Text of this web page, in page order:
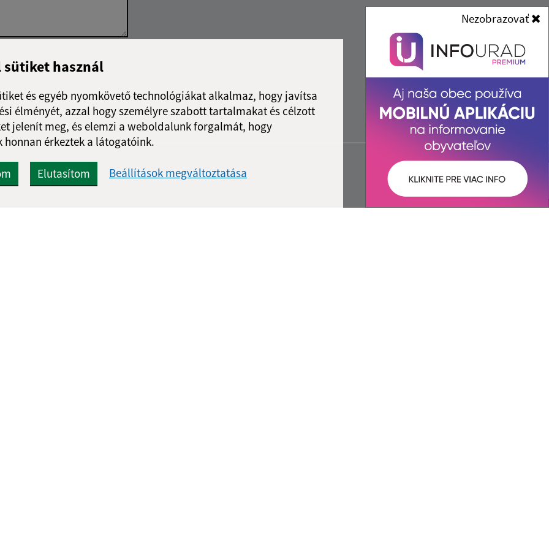
sütiket használ
és egyéb nyomkövető technológiákat alkalmaz, hogy javítsa
élményét, azzal hogy személyre szabott tartalmakat és célzott
jelenít meg, és elemzi a weboldalunk forgalmát, hogy
honnan érkeztek a látogatóink.
Elutasítom Beállítások megváltoztatása
Nezobrazovať
Google reCaptcha Response
Üzenet küldése